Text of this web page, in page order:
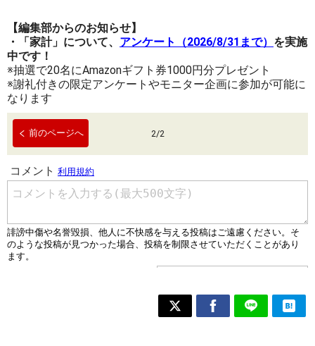
【編集部からのお知らせ】
・「家計」について、 アンケート（2026/8/31まで） を実施
中です！
※抽選で20名にAmazonギフト券1000円分プレゼント
※謝礼付きの限定アンケートやモニター企画に参加が可能に
なります
前のページへ 2/2